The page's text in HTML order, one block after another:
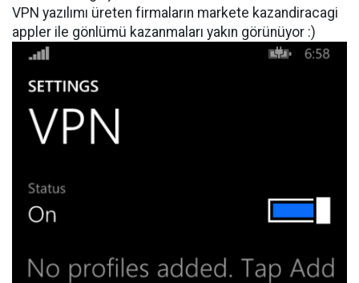
VPN yazılımı üreten firmaların markete kazandiracagi
appler ile gönlümü kazanmaları yakın görünüyor :)